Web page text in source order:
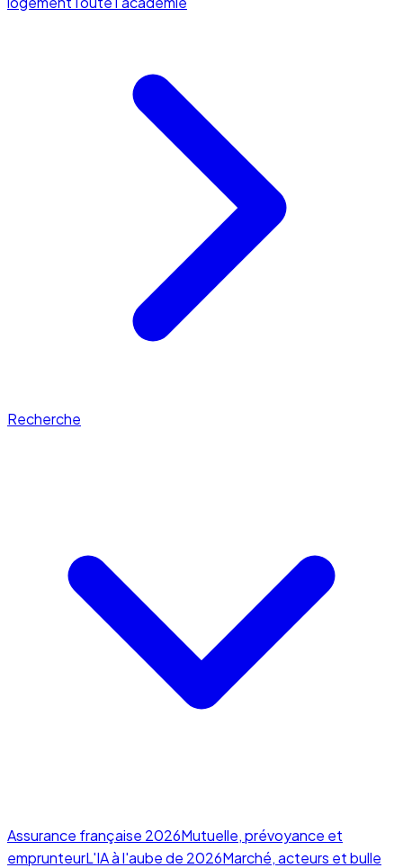
Recherche
Assurance française 2026Mutuelle, prévoyance et
emprunteurL'IA à l'aube de 2026Marché, acteurs et bulle